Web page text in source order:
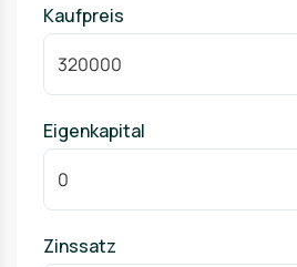
Kaufpreis
Eigenkapital
Zinssatz